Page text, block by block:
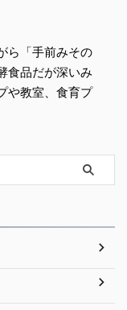
ら「手前みその
食品だが深いみ
や教室、食育プ